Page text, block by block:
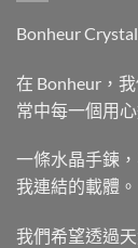
Bonheur
在 Bonheur，
常中每一個用
一條水晶手鍊
我連結的載體。
我們希望透過